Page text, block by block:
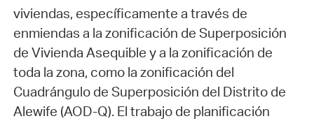
viviendas, específicamente a través de
enmiendas a la zonificación de Superposición
de Vivienda Asequible y a la zonificación de
toda la zona, como la zonificación del
Cuadrángulo de Superposición del Distrito de
Alewife (AOD-Q). El trabajo de planificación